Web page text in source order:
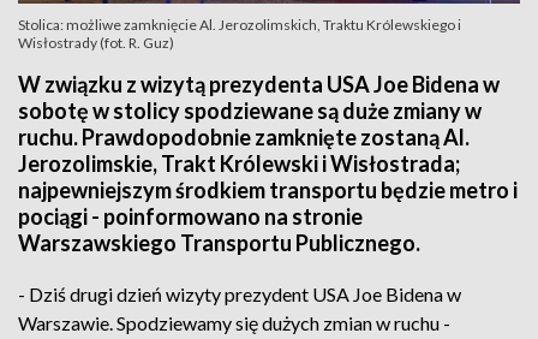
Stolica: możliwe zamknięcie Al. Jerozolimskich, Traktu Królewskiego i
Wisłostrady (fot. R. Guz)
W związku z wizytą prezydenta USA Joe Bidena w
sobotę w stolicy spodziewane są duże zmiany w
ruchu. Prawdopodobnie zamknięte zostaną Al.
Jerozolimskie, Trakt Królewski i Wisłostrada;
najpewniejszym środkiem transportu będzie metro i
pociągi - poinformowano na stronie
Warszawskiego Transportu Publicznego.
- Dziś drugi dzień wizyty prezydent USA Joe Bidena w
Warszawie. Spodziewamy się dużych zmian w ruchu -